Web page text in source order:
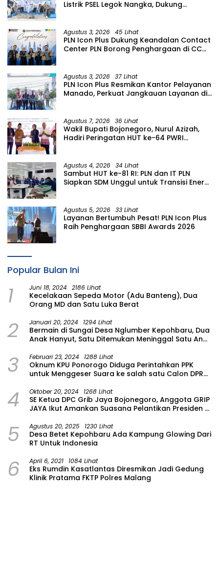
Listrik PSEL Legok Nangka, Dukung
Agustus 3, 2026 45 Lihat
PLN Icon Plus Dukung Keandalan Contact
Center PLN Borong Penghargaan di CCW
Agustus 3, 2026 37 Lihat
PLN Icon Plus Resmikan Kantor Pelayanan
Manado, Perkuat Jangkauan Layanan di
Agustus 7, 2026 36 Lihat
Wakil Bupati Bojonegoro, Nurul Azizah,
Hadiri Peringatan HUT ke-64 PWRI
Agustus 4, 2026 34 Lihat
Sambut HUT ke-81 RI: PLN dan IT PLN
Siapkan SDM Unggul untuk Transisi Energi
Agustus 5, 2026 33 Lihat
Layanan Bertumbuh Pesat! PLN Icon Plus
Raih Penghargaan SBBI Awards 2026
Popular Bulan Ini
1 Juni 18, 2024 2186 Lihat
Kecelakaan Sepeda Motor (Adu Banteng), Dua
Orang MD dan Satu Luka Berat
2 Januari 20, 2024 1294 Lihat
Bermain di Sungai Desa Nglumber Kepohbaru, Dua
Anak Hanyut, Satu Ditemukan Meninggal Satu Anak
3 Februari 23, 2024 1288 Lihat
Oknum KPU Ponorogo Diduga Perintahkan PPK
untuk Menggeser Suara ke salah satu Calon DPRD
4 Oktober 20, 2024 1268 Lihat
SE Ketua DPC Grib Jaya Bojonegoro, Anggota GRIP
JAYA Ikut Amankan Suasana Pelantikan Presiden di
5 Agustus 20, 2025 1230 Lihat
Desa Betet Kepohbaru Ada Kampung Glowing Dari
RT Untuk Indonesia
6 April 6, 2021 1084 Lihat
Eks Rumdin Kasatlantas Diresmikan Jadi Gedung
Klinik Pratama FKTP Polres Malang